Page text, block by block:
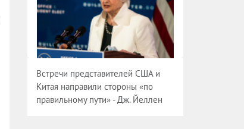
Встречи представителей США и
Китая направили стороны «по
правильному пути» - Дж. Йеллен